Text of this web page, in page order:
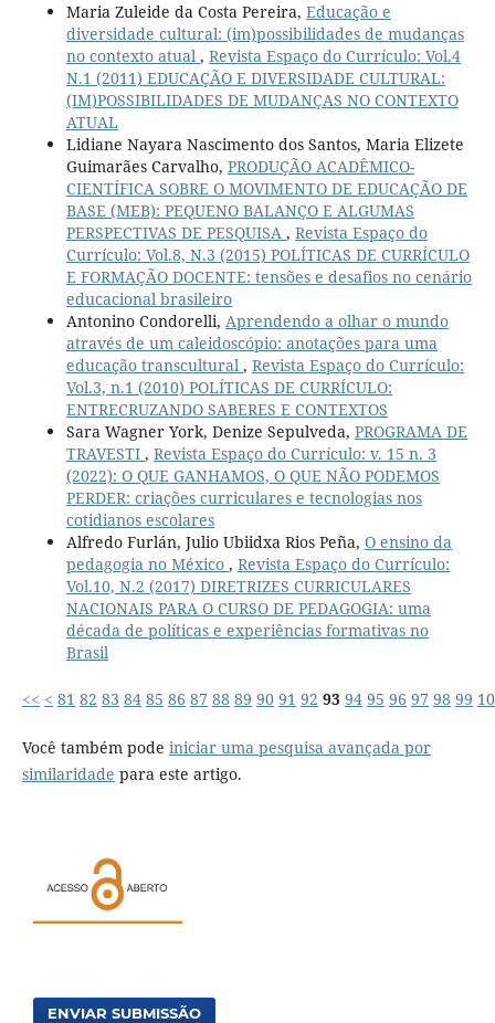
Maria Zuleide da Costa Pereira, Educação e
diversidade cultural: (im)possibilidades de mudanças
no contexto atual , Revista Espaço do Currículo: Vol.4
N.1 (2011) EDUCAÇÃO E DIVERSIDADE CULTURAL:
(IM)POSSIBILIDADES DE MUDANÇAS NO CONTEXTO
ATUAL
Lidiane Nayara Nascimento dos Santos, Maria Elizete
Guimarães Carvalho, PRODUÇÃO ACADÊMICO-
CIENTÍFICA SOBRE O MOVIMENTO DE EDUCAÇÃO DE
BASE (MEB): PEQUENO BALANÇO E ALGUMAS
PERSPECTIVAS DE PESQUISA , Revista Espaço do
Currículo: Vol.8, N.3 (2015) POLÍTICAS DE CURRÍCULO
E FORMAÇÃO DOCENTE: tensões e desafios no cenário
educacional brasileiro
Antonino Condorelli, Aprendendo a olhar o mundo
através de um caleidoscópio: anotações para uma
educação transcultural , Revista Espaço do Currículo:
Vol.3, n.1 (2010) POLÍTICAS DE CURRÍCULO:
ENTRECRUZANDO SABERES E CONTEXTOS
Sara Wagner York, Denize Sepulveda, PROGRAMA DE
TRAVESTI , Revista Espaço do Currículo: v. 15 n. 3
(2022): O QUE GANHAMOS, O QUE NÃO PODEMOS
PERDER: criações curriculares e tecnologias nos
cotidianos escolares
Alfredo Furlán, Julio Ubiidxa Rios Peña, O ensino da
pedagogia no México , Revista Espaço do Currículo:
Vol.10, N.2 (2017) DIRETRIZES CURRICULARES
NACIONAIS PARA O CURSO DE PEDAGOGIA: uma
década de políticas e experiências formativas no
Brasil
<< < 81 82 83 84 85 86 87 88 89 90 91 92 93 94 95 96 97 98 99
Você também pode iniciar uma pesquisa avançada por
similaridade para este artigo.
ENVIAR SUBMISSÃO